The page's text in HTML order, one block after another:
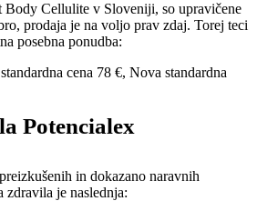
Body Cellulite v Sloveniji, so upravičene
prodaja je na voljo prav zdaj. Torej teci
posebna ponudba:
cena 78 €, Nova standardna
Potencialex
in dokazano naravnih
zdravila je naslednja: